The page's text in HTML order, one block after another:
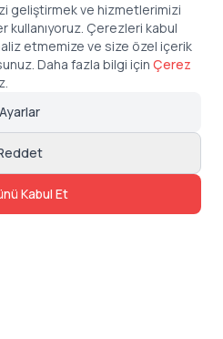
geliştirmek ve hizmetlerimizi
Çerezleri kabul
etmemize ve size özel içerik
Daha fazla bilgi için Çerez
Ayarlar
Kabul Et